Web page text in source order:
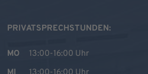
PRIVATSPRECHSTUNDEN:
MO
13:00-16:00 Uhr